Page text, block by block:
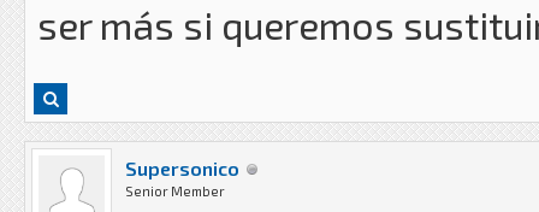
ser más si queremos
Supersonico
Senior Member